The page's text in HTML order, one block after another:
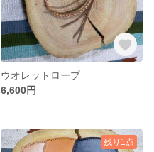
ウオレットロープ
6,600円
残り1点